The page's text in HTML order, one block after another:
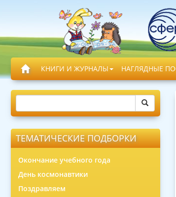
КНИГИ И ЖУРНАЛЫ НАГЛЯДНЫЕ
ТЕМАТИЧЕСКИЕ ПОДБОРКИ
Окончание учебного года
День космонавтики
Поздравляем